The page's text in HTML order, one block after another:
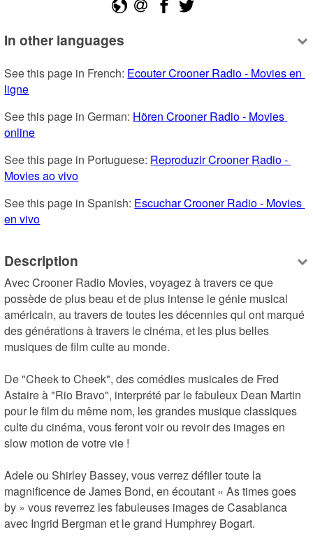
In other languages
See this page in French: Ecouter Crooner Radio - Movies en
ligne
See this page in German: Hören Crooner Radio - Movies
online
See this page in Portuguese: Reproduzir Crooner Radio -
Movies ao vivo
See this page in Spanish: Escuchar Crooner Radio - Movies
en vivo
Description
Avec Crooner Radio Movies, voyagez à travers ce que
possède de plus beau et de plus intense le génie musical
américain, au travers de toutes les décennies qui ont marqué
des générations à travers le cinéma, et les plus belles
musiques de film culte au monde.
De "Cheek to Cheek", des comédies musicales de Fred
Astaire à "Rio Bravo", interprété par le fabuleux Dean Martin
pour le film du même nom, les grandes musique classiques
culte du cinéma, vous feront voir ou revoir des images en
slow motion de votre vie !
Adele ou Shirley Bassey, vous verrez défiler toute la
magnificence de James Bond, en écoutant « As times goes
by » vous reverrez les fabuleuses images de Casablanca
avec Ingrid Bergman et le grand Humphrey Bogart.